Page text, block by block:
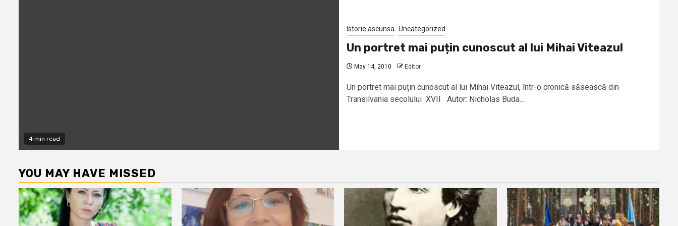
4 min read
Istorie ascunsa Uncategorized
Un portret mai puțin cunoscut al lui Mihai Viteazul
May 14, 2010 Editor
Un portret mai puțin cunoscut al lui Mihai Viteazul, într-o cronică săsească din
Transilvania secolului XVII Autor: Nicholas Buda...
YOU MAY HAVE MISSED